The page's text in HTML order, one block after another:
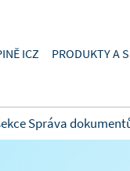
ICZ PRODUKTY A
Správa